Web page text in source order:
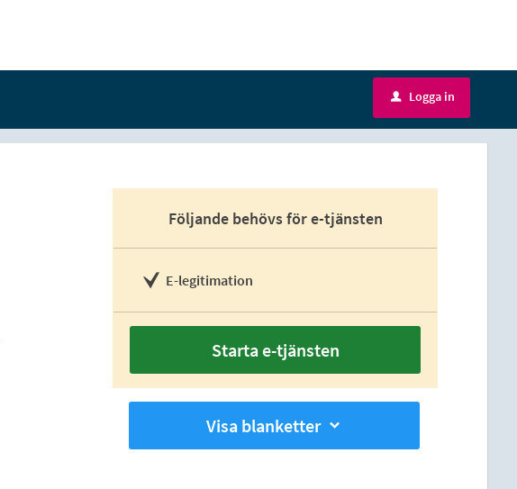
u Logga in
Följande behövs för e-tjänsten
E-legitimation
Starta e-tjänsten
Visa blanketter